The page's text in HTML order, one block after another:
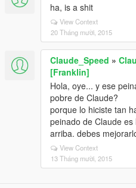
ha, is a shit
View Context
20 Tháng mười, 2015
Claude_Speed »
[Franklin]
Hola, oye... y ese
pobre de Claude?
porque lo hiciste tan
peinado de Claude
arriba. debes
View Context
13 Tháng mười, 2015